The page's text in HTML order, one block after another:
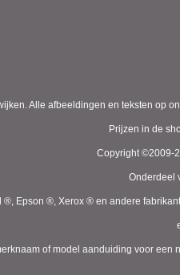
Alle afbeeldingen en teksten op
Prijzen in de
Copyright ©2009-
Onderdeel
Epson ®, Xerox ® en andere
of model aanduiding voor